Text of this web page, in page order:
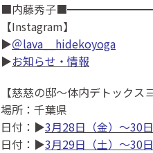
■内藤秀子
【Instagram】
▶＠lava__hidekoyoga
▶お知らせ・情報
【慈慈の邸～体内デトックス
場所：千葉県
日付：▶3月28日（金）～30
日付：▶3月29日（土）～30